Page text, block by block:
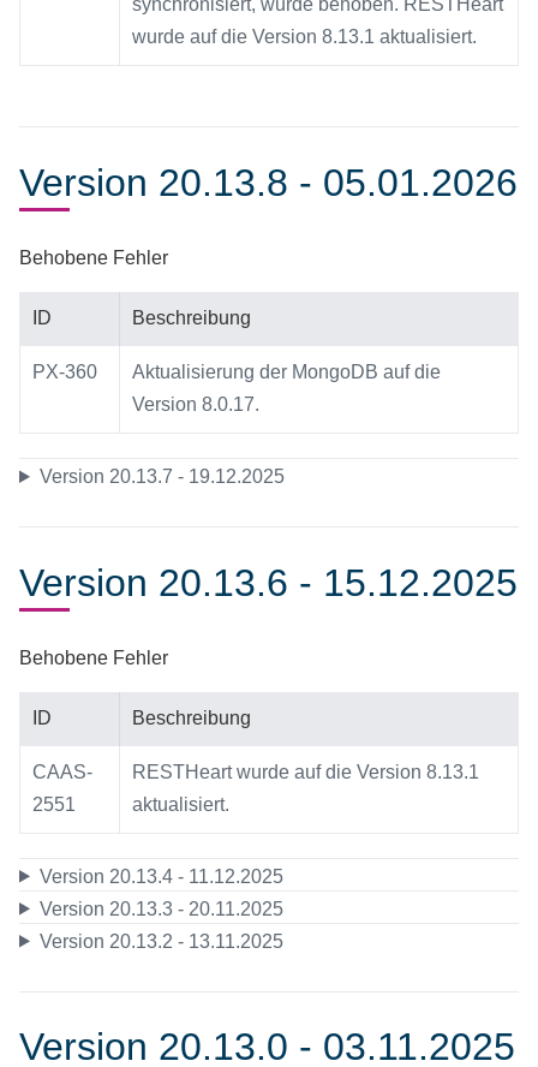
synchronisiert, wurde behoben. RESTHeart
wurde auf die Version 8.13.1 aktualisiert.
Version 20.13.8 - 05.01.2026
Behobene Fehler
ID Beschreibung
PX-360
Aktualisierung der MongoDB auf die
Version 8.0.17.
Version 20.13.7 - 19.12.2025
Version 20.13.6 - 15.12.2025
Behobene Fehler
ID Beschreibung
CAAS-
2551
RESTHeart wurde auf die Version 8.13.1
aktualisiert.
Version 20.13.4 - 11.12.2025
Version 20.13.3 - 20.11.2025
Version 20.13.2 - 13.11.2025
Version 20.13.0 - 03.11.2025